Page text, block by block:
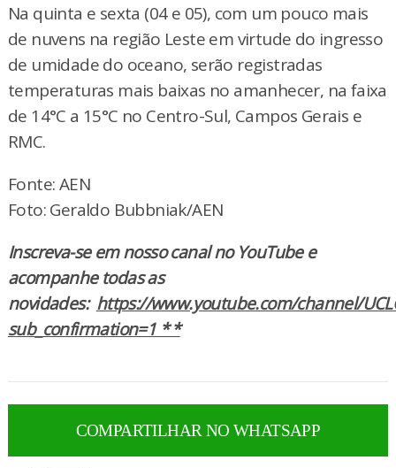
Na quinta e sexta (04 e 05), com um pouco mais
de nuvens na região Leste em virtude do ingresso
de umidade do oceano, serão registradas
temperaturas mais baixas no amanhecer, na faixa
de 14°C a 15°C no Centro-Sul, Campos Gerais e
RMC.
Fonte: AEN
Foto: Geraldo Bubbniak/AEN
Inscreva-se em nosso canal no YouTube e
acompanhe todas as
novidades: https://www.youtube.com/channel/
sub_confirmation=1 * *
COMPARTILHAR NO WHATSAPP